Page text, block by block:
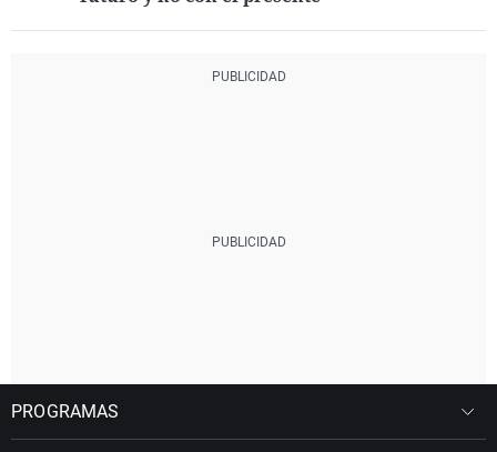
PROGRAMAS